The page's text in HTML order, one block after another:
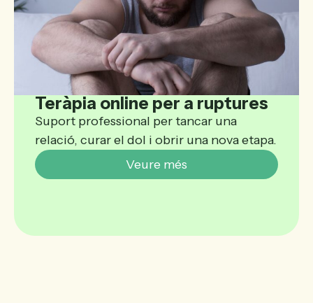
Teràpia online per a ruptures
Suport professional per tancar una
relació, curar el dol i obrir una nova etapa.
Veure més